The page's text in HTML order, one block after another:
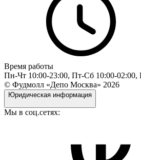
Время работы
Пн-Чт 10:00-23:00, Пт-Сб 10:00-02:00,
© Фудмолл «Депо Москва» 2026
Юридическая информация
Мы в соц.сетях: